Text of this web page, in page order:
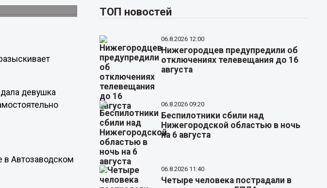
девушка
в Автозаводском
ТОП новостей
06.8.2026 12:00
Нижегородцев предупредили об
отключениях телевещания до 16
августа
06.8.2026 09:20
Беспилотники сбили над
Нижегородской областью в ночь
на 6 августа
06.8.2026 11:40
Четыре человека пострадали в